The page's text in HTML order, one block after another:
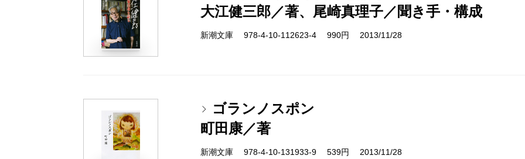
大江健三郎／著、尾崎真理子／聞き手・構成
新潮文庫 978-4-10-112623-4 990円 2013/11/28
ゴランノスポン
町田康／著
新潮文庫 978-4-10-131933-9 539円 2013/11/28